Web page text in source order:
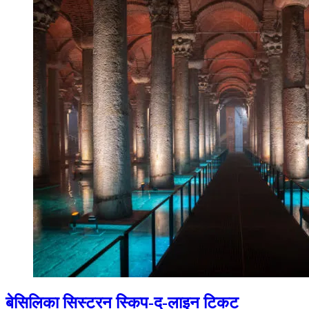
बेसिलिका सिस्टरन स्किप-द-लाइन टिकट